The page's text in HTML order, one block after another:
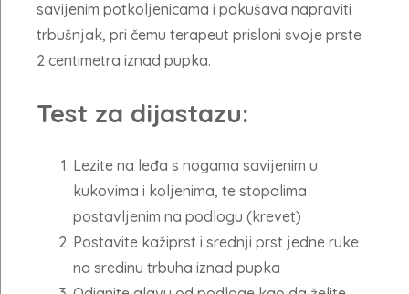
savijenim potkoljenicama i pokušava napraviti
trbušnjak, pri čemu terapeut prisloni svoje prste
2 centimetra iznad pupka.
Test za dijastazu:
Lezite na leđa s nogama savijenim u
kukovima i koljenima, te stopalima
postavljenim na podlogu (krevet)
Postavite kažiprst i srednji prst jedne ruke
na sredinu trbuha iznad pupka